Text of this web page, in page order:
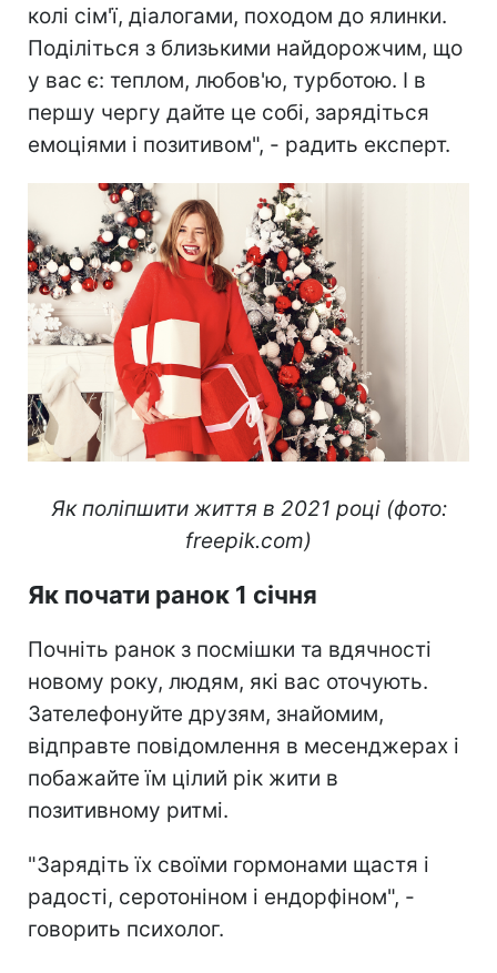
колі сім'ї, діалогами, походом до ялинки.
Поділіться з близькими найдорожчим, що
у вас є: теплом, любов'ю, турботою. І в
першу чергу дайте це собі, зарядіться
емоціями і позитивом", - радить експерт.
Як поліпшити життя в 2021 році (фото:
freepik.com)
Як почати ранок 1 січня
Почніть ранок з посмішки та вдячності
новому року, людям, які вас оточують.
Зателефонуйте друзям, знайомим,
відправте повідомлення в месенджерах і
побажайте їм цілий рік жити в
позитивному ритмі.
"Зарядіть їх своїми гормонами щастя і
радості, серотоніном і ендорфіном", -
говорить психолог.